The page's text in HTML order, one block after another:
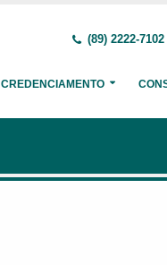
(89) 2222-7102
CREDENCIAMENTO